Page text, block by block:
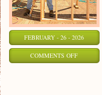
FEBRUARY - 26 - 2026
COMMENTS OFFON